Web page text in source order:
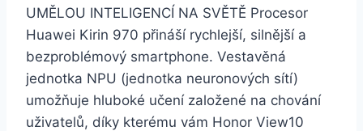
UMĚLOU INTELIGENCÍ NA SVĚTĚ Procesor
Huawei Kirin 970 přináší rychlejší, silnější a
bezproblémový smartphone. Vestavěná
jednotka NPU (jednotka neuronových sítí)
umožňuje hluboké učení založené na chování
uživatelů, díky kterému vám Honor View10